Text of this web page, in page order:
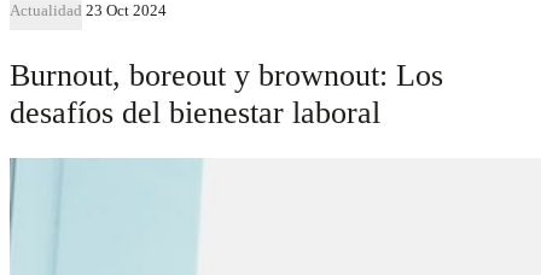
Actualidad 23 Oct 2024
Burnout, boreout y brownout: Los
desafíos del bienestar laboral